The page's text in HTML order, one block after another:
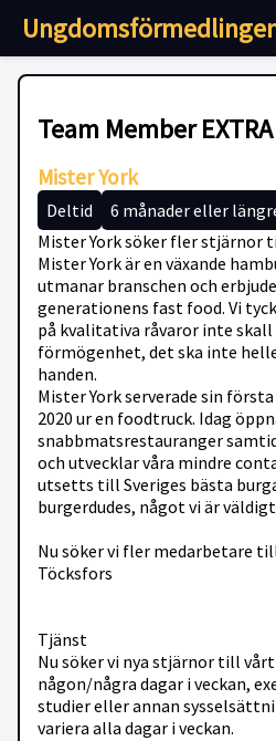
Team Member EXTRA
Mister York
Deltid 6 månader eller
Mister York söker fler stjärnor
Mister York är en växande
utmanar branschen och
generationens fast food. Vi
på kvalitativa råvaror inte skall
förmögenhet, det ska inte
handen.
Mister York serverade sin
2020 ur en foodtruck. Idag
snabbmatsrestauranger
och utvecklar våra mindre
utsetts till Sveriges bästa
burgerdudes, något vi är
Nu söker vi fler medarbetare
Töcksfors
Tjänst
Nu söker vi nya stjärnor till
någon/några dagar i veckan,
studier eller annan
variera alla dagar i veckan.